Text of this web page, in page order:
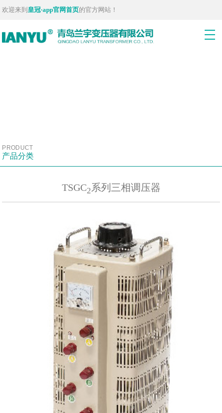
欢迎来到皇冠·app官网首页的官方网站！
PRODUCT
产品分类
TSGC2系列三相调压器